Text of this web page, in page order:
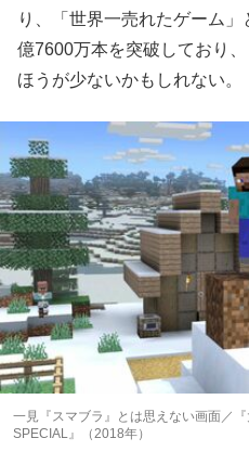
り、「世界一売れたゲーム
億7600万本を突破しており
ほうが少ないかもしれない。
一見『スマブラ』とは思えない画面／
SPECIAL』（2018年）